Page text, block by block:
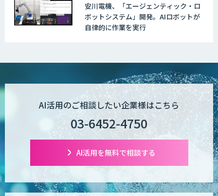
安川電機、「エージェンティック・ロ
ボットシステム」開発。AIロボットが
自律的に作業を実行
AI活用のご相談したい企業様はこちら
03-6452-4750
AI活用を無料で相談する